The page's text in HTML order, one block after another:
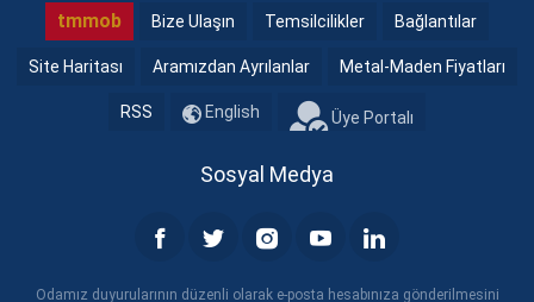
tmmob Bize Ulaşın Temsilcilikler Bağlantılar
Site Haritası Aramızdan Ayrılanlar Metal-Maden Fiyatları
RSS English Üye Portalı
Sosyal Medya
Odamız duyurularının düzenli olarak e-posta hesabınıza gönderilmesini